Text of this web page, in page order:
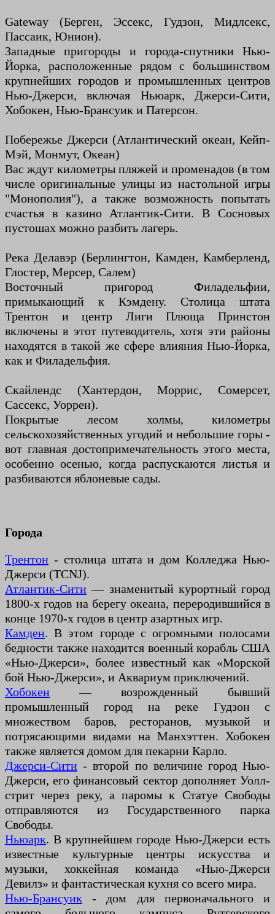
Gateway (Берген, Эссекс, Гудзон, Мидлсекс,
Пассаик, Юнион).
Западные пригороды и города-спутники Нью-
Йорка, расположенные рядом с большинством
крупнейших городов и промышленных центров
Нью-Джерси, включая Ньюарк, Джерси-Сити,
Хобокен, Нью-Брансуик и Патерсон.
Побережье Джерси (Атлантический океан, Кейп-
Мэй, Монмут, Океан)
Вас ждут километры пляжей и променадов (в том
числе оригинальные улицы из настольной игры
"Монополия"), а также возможность попытать
счастья в казино Атлантик-Сити. В Сосновых
пустошах можно разбить лагерь.
Река Делавэр (Берлингтон, Камден, Камберленд,
Глостер, Мерсер, Салем)
Восточный пригород Филадельфии,
примыкающий к Кэмдену. Столица штата
Трентон и центр Лиги Плюща Принстон
включены в этот путеводитель, хотя эти районы
находятся в такой же сфере влияния Нью-Йорка,
как и Филадельфия.
Скайлендс (Хантердон, Моррис, Сомерсет,
Сассекс, Уоррен).
Покрытые лесом холмы, километры
сельскохозяйственных угодий и небольшие горы -
вот главная достопримечательность этого места,
особенно осенью, когда распускаются листья и
разбиваются яблоневые сады.
Города
Трентон - столица штата и дом Колледжа Нью-
Джерси (TCNJ).
Атлантик-Сити — знаменитый курортный город
1800-х годов на берегу океана, переродившийся в
конце 1970-х годов в центр азартных игр.
Камден. В этом городе с огромными полосами
бедности также находится военный корабль США
«Нью-Джерси», более известный как «Морской
бой Нью-Джерси», и Аквариум приключений.
Хобокен — возрожденный бывший
промышленный город на реке Гудзон с
множеством баров, ресторанов, музыкой и
потрясающими видами на Манхэттен. Хобокен
также является домом для пекарни Карло.
Джерси-Сити - второй по величине город Нью-
Джерси, его финансовый сектор дополняет Уолл-
стрит через реку, а паромы к Статуе Свободы
отправляются из Государственного парка
Свободы.
Ньюарк. В крупнейшем городе Нью-Джерси есть
известные культурные центры искусства и
музыки, хоккейная команда «Нью-Джерси
Девилз» и фантастическая кухня со всего мира.
Нью-Брансуик - дом для первоначального и